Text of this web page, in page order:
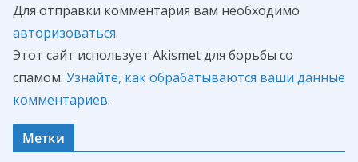
Для отправки комментария вам необходимо
авторизоваться.
Этот сайт использует Akismet для борьбы со
спамом. Узнайте, как обрабатываются ваши данные
комментариев.
Метки